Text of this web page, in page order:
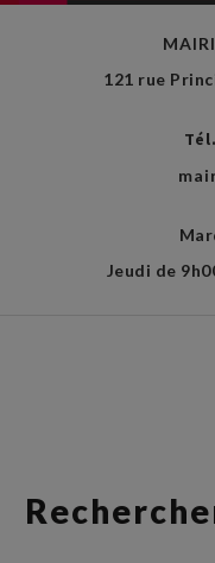
121 rue
Tél.
Jeudi de